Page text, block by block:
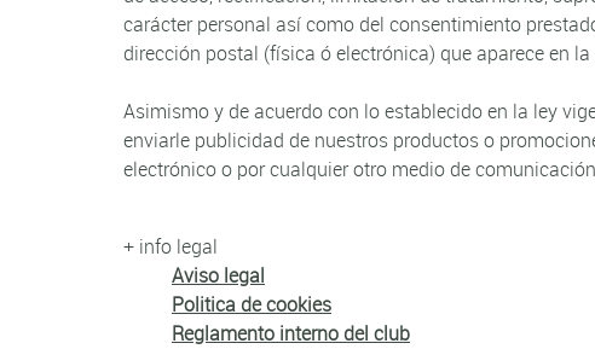
carácter personal así como del consentimiento
dirección postal (física ó electrónica) que aparece en
Asimismo y de acuerdo con lo establecido en la ley
enviarle publicidad de nuestros productos o
electrónico o por cualquier otro medio de
+ info legal
Aviso legal
Politica de cookies
Reglamento interno del club